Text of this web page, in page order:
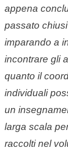
appena
passato
imparando a
incontrare gli
quanto il
individuali
un
larga scala
raccolti nel